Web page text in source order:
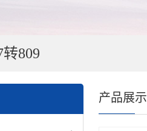
转809
产品展示